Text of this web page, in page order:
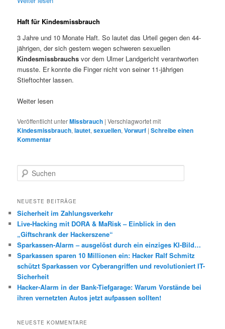
Haft für Kindesmissbrauch
3 Jahre und 10 Monate Haft. So lautet das Urteil gegen den 44-
jährigen, der sich gestern wegen schweren sexuellen
Kindesmissbrauchs vor dem Ulmer Landgericht verantworten
musste. Er konnte die Finger nicht von seiner 11-jährigen
Stieftochter lassen.
Weiter lesen
Veröffentlicht unterMissbrauch |Verschlagwortet mit
Kindesmissbrauch,lautet,sexuellen,Vorwurf |Schreibe einen
Kommentar
u
h
n
NEUESTE BEITRÄGE
Sicherheit im Zahlungsverkehr
Live-Hacking mit DORA & MaRisk – Einblick in den
„Giftschrank der Hackerszene“
Sparkassen-Alarm – ausgelöst durch ein einziges KI-Bild…
Sparkassen sparen 10 Millionen ein: Hacker Ralf Schmitz
schützt Sparkassen vor Cyberangriffen und revolutioniert IT-
Sicherheit
Hacker-Alarm in der Bank-Tiefgarage: Warum Vorstände bei
ihren vernetzten Autos jetzt aufpassen sollten!
NEUESTE KOMMENTARE